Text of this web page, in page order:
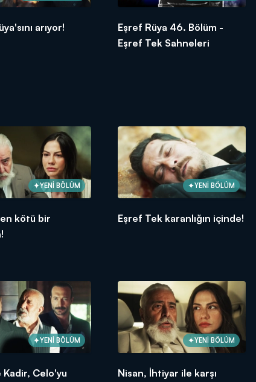
arıyor!
Eşref Rüya 46. Bölüm -
Eşref Tek Sahneleri
YENİ BÖLÜM
kötü bir
YENİ BÖLÜM
Eşref Tek karanlığın içinde!
YENİ BÖLÜM
Kadir, Celo'yu
YENİ BÖLÜM
Nisan, İhtiyar ile karşı